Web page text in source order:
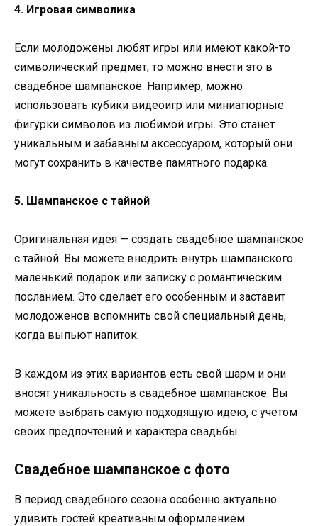
4. Игровая символика
Если молодожены любят игры или имеют какой-то
символический предмет, то можно внести это в
свадебное шампанское. Например, можно
использовать кубики видеоигр или миниатюрные
фигурки символов из любимой игры. Это станет
уникальным и забавным аксессуаром, который они
могут сохранить в качестве памятного подарка.
5. Шампанское с тайной
Оригинальная идея — создать свадебное шампанское
с тайной. Вы можете внедрить внутрь шампанского
маленький подарок или записку с романтическим
посланием. Это сделает его особенным и заставит
молодоженов вспомнить свой специальный день,
когда выпьют напиток.
В каждом из этих вариантов есть свой шарм и они
вносят уникальность в свадебное шампанское. Вы
можете выбрать самую подходящую идею, с учетом
своих предпочтений и характера свадьбы.
Свадебное шампанское с фото
В период свадебного сезона особенно актуально
удивить гостей креативным оформлением